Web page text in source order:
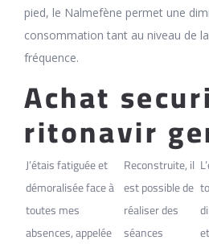
pied, le Nalmefène permet une
consommation tant au niveau de
fréquence.
Achat
ritonavir
J’étais fatiguée et
démoralisée face à
toutes mes
absences, appelée
Reconstruite, il
est possible de
réaliser des
séances